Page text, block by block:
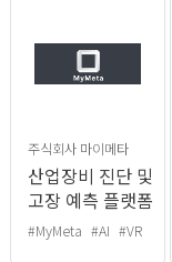
주식회사 마이메타
산업장비 진단 및
고장 예측 플랫폼
#MyMeta #AI #VR